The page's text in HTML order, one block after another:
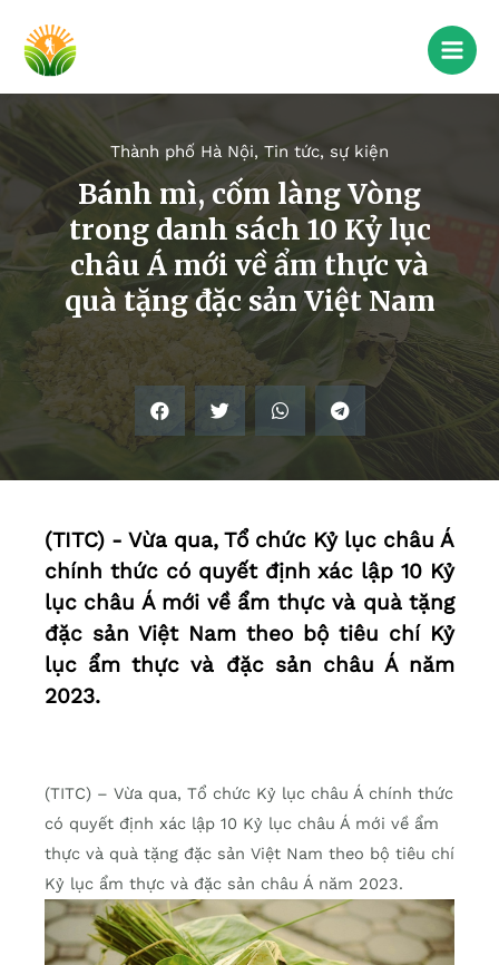
Thành phố Hà Nội, Tin tức, sự kiện
Bánh mì, cốm làng Vòng
trong danh sách 10 Kỷ lục
châu Á mới về ẩm thực và
quà tặng đặc sản Việt Nam
(TITC) - Vừa qua, Tổ chức Kỷ lục châu Á
chính thức có quyết định xác lập 10 Kỷ
lục châu Á mới về ẩm thực và quà tặng
đặc sản Việt Nam theo bộ tiêu chí Kỷ
lục ẩm thực và đặc sản châu Á năm
2023.
(TITC) – Vừa qua, Tổ chức Kỷ lục châu Á chính thức
có quyết định xác lập 10 Kỷ lục châu Á mới về ẩm
thực và quà tặng đặc sản Việt Nam theo bộ tiêu chí
Kỷ lục ẩm thực và đặc sản châu Á năm 2023.